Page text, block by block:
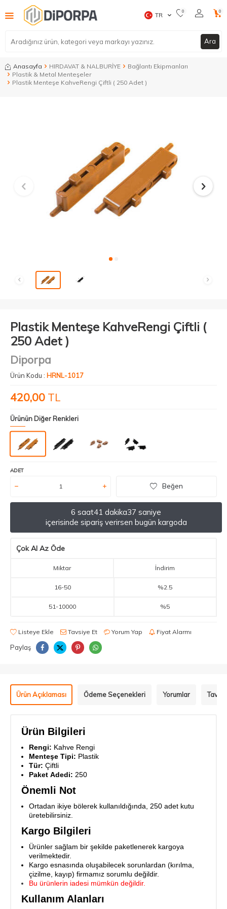
Ara
TR 0 0
Anasayfa HIRDAVAT & NALBURİYE
Bağlantı Ekipmanları
Plastik & Metal Menteşeler
Plastik Menteşe KahveRengi Çiftli ( 250 Adet )
Plastik Menteşe KahveRengi Çiftli (
250 Adet )
Diporpa
Ürün Kodu : HRNL-1017
420,00 TL
Ürünün Diğer Renkleri
ADET
Beğen
6 saat41 dakika37 saniye
içerisinde sipariş verirsen bugün kargoda
Çok Al Az Öde
Miktar İndirim
16-50 %2.5
51 -10000 %5
Listeye Ekle Tavsiye Et Yorum Yap Fiyat Alarmı
Paylaş
Ürün Açıklaması Ödeme Seçenekleri Yorumlar
Ürün Bilgileri
Rengi: Kahve Rengi
Menteşe Tipi: Plastik
Tür: Çiftli
Paket Adedi: 250
Önemli Not
Ortadan ikiye bölerek kullanıldığında, 250 adet kutu
üretebilirsiniz.
Kargo Bilgileri
Ürünler sağlam bir şekilde paketlenerek kargoya
verilmektedir.
Kargo esnasında oluşabilecek sorunlardan (kırılma,
çizilme, kayıp) firmamız sorumlu değildir.
Bu ürünlerin iadesi mümkün değildir.
Kullanım Alanları